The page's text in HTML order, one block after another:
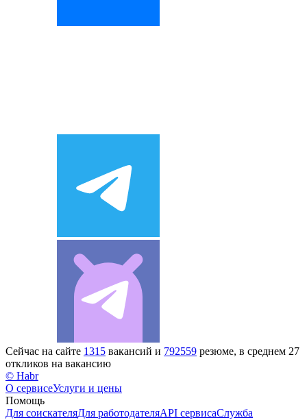
Сейчас на сайте 1315 вакансий и 792559 резюме, в среднем 27
откликов на вакансию
© Habr
О сервисеУслуги и цены
Помощь
Для соискателяДля работодателяAPI сервисаСлужба